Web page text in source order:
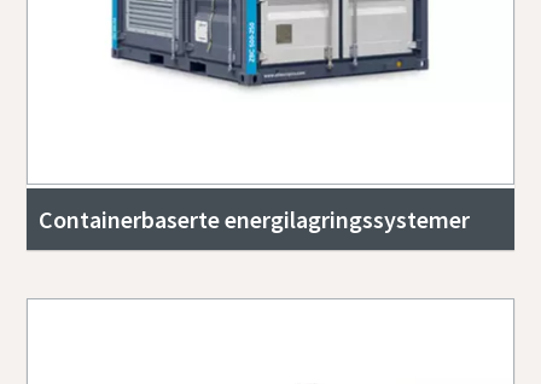
Containerbaserte energilagringssystemer